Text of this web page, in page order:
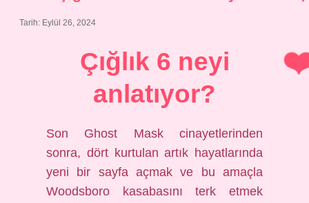
Tarih: Eylül 26, 2024
Çığlık 6 neyi
anlatıyor?
Son Ghost Mask cinayetlerinden
sonra, dört kurtulan artık hayatlarında
yeni bir sayfa açmak ve bu amaçla
Woodsboro kasabasını terk etmek